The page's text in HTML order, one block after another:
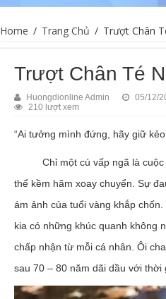
Home / Trang Chủ / Trượt Chân
Trượt Chân Té
Huongdionline Admin 05/12/
210 lượt xem
“Ai tưởng mình đứng, hãy giữ
Chỉ một cú vấp ngã là cuộc
thể kềm hãm xoay chuyển. Sự
ám ảnh của tuổi vàng khắp
kia có những khúc quanh không
chấp nhận từ mỗi cá nhân. Ôi
sau 70 – 80 năm dãi dầu với thời